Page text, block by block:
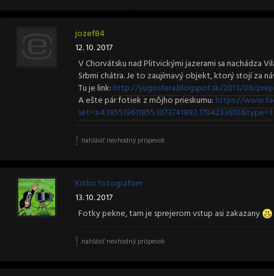
jozef84
12. 10. 2017
V Chorvátsku nad Plitvickými jazerami sa nachádza
Srbmi chátra. Je to zaujímavý objekt, ktorý stojí za
Tu je link: http://yugosfera.blogspot.sk/2013/08/
A ešte pár fotiek z môjho prieskumu:https://
set=a.4385519611855.1073741892.1704233610&type=1
nahlásiť nevhodný príspevok
Krtko fotografom
13. 10. 2017
Fotky pekne, tam je sprejerom vstup asi zakazany
nahlásiť nevhodný príspevok